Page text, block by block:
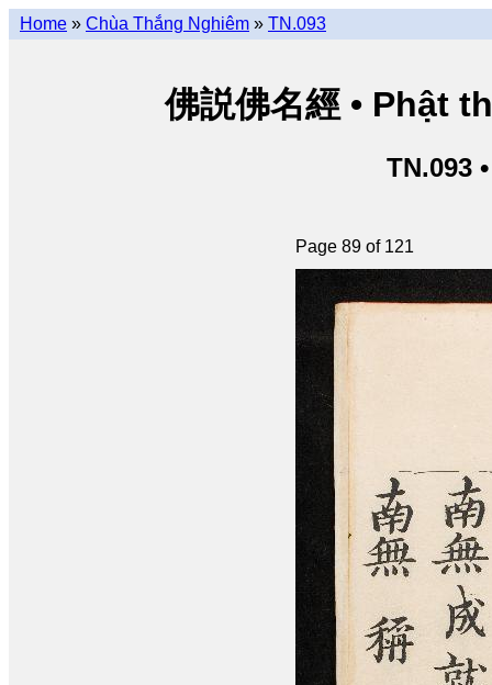
Home » Chùa Thắng Nghiêm » TN.093
佛説佛名經 • Phật
TN.093
Page 89 of 121